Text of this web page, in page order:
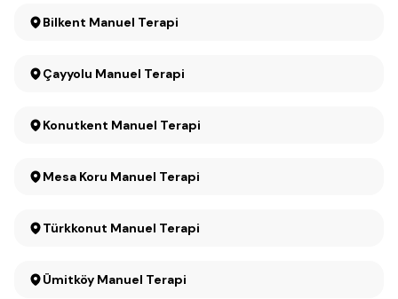
Bilkent Manuel Terapi
Çayyolu Manuel Terapi
Konutkent Manuel Terapi
Mesa Koru Manuel Terapi
Türkkonut Manuel Terapi
Ümitköy Manuel Terapi